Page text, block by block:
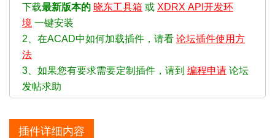
下载最新版本的 晓东工具箱 或 XDRX API开发环
境 一键安装
2、在ACAD中如何加载插件，请看 论坛插件使用方
法
3、如果您有要求需要定制插件，请到 编程申请 论坛
发帖求助
插件详细内容